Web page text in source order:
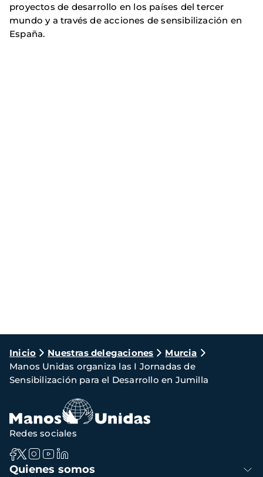
proyectos de desarrollo en los países del tercer
mundo y a través de acciones de sensibilización en
España.
Ruta
de
navegación
Inicio Nuestras delegaciones
Murcia
Manos Unidas organiza las I Jornadas de
Sensibilización para el Desarrollo en Jumilla
Navegación
Quienes somos
Redes sociales